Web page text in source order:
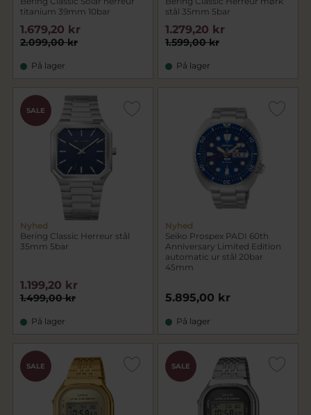
titanium 39mm 10bar
2.099,00 kr
1.679,20 kr
På lager
stål 35mm 5bar
1.599,00 kr
1.279,20 kr
På lager
SALE
Nyhed
Bering Classic Herreur stål
35mm 5bar
1.499,00 kr
1.199,20 kr
På lager
Nyhed
Seiko Prospex PADI 60th
Anniversary Limited Edition
automatic ur stål 20bar
45mm
5.895,00 kr
På lager
SALE SALE